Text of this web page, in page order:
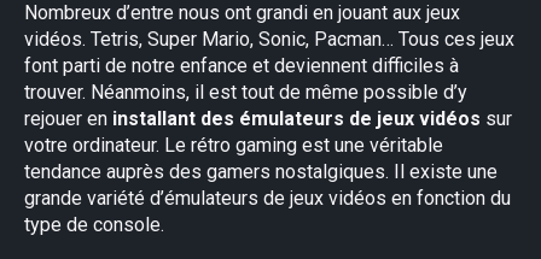
Nombreux d’entre nous ont grandi en jouant aux jeux
vidéos. Tetris, Super Mario, Sonic, Pacman… Tous ces jeux
font parti de notre enfance et deviennent difficiles à
trouver. Néanmoins, il est tout de même possible d’y
rejouer en installant des émulateurs de jeux vidéos sur
votre ordinateur. Le rétro gaming est une véritable
tendance auprès des gamers nostalgiques. Il existe une
grande variété d’émulateurs de jeux vidéos en fonction du
type de console.